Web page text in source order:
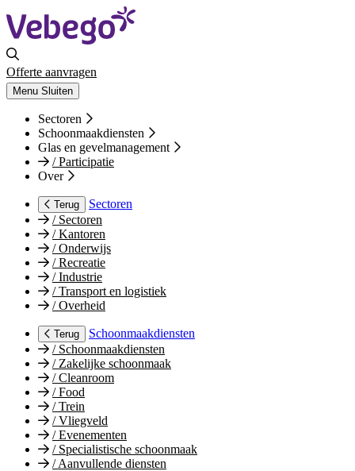
Offerte aanvragen
Menu Sluiten
Sectoren
Schoonmaakdiensten
Glas en gevelmanagement
/Participatie
Over
Terug
Sectoren
/Sectoren
/Kantoren
/Onderwijs
/Recreatie
/Industrie
/Transport en logistiek
/Overheid
Terug
Schoonmaakdiensten
/Schoonmaakdiensten
/Zakelijke schoonmaak
/Cleanroom
/Food
/Trein
/Vliegveld
/Evenementen
/Specialistische schoonmaak
/Aanvullende diensten